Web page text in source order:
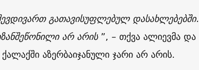
გათავისუფლებულ დასახლებებში.
არ არის ”, – თქვა ალიევმა და
აზერბაიჯანული ჯარი არ არის.